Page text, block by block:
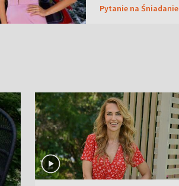
Pytanie na Śniadanie